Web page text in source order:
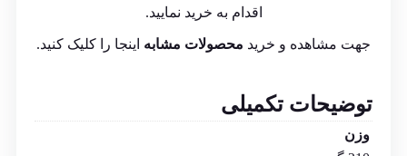
اقدام به خرید نمایید.
جهت مشاهده و خرید محصولات مشابه اینجا را کلیک کنید.
توضیحات تکمیلی
وزن